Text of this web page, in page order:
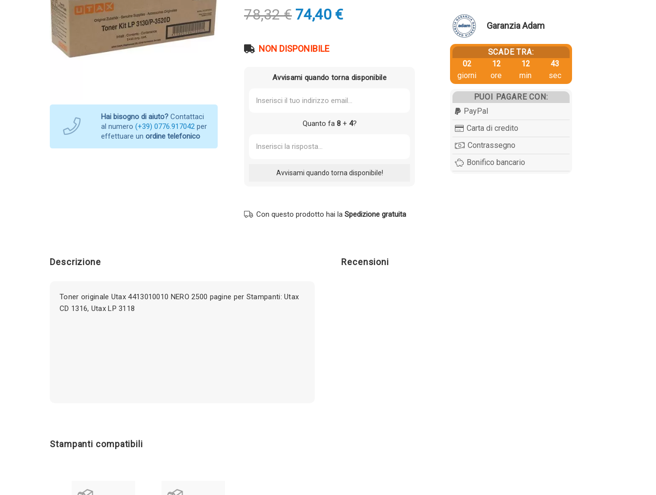
Hai bisogno di aiuto? Contattaci
al numero (+39) 0776.917042 per
effettuare un ordine telefonico
78,32€ Il
prezzo
era:
74,40 €Il
NON DISPONIBILE
Avvisami quando torna disponibile
Quanto fa 8+ 4?
Con questo prodotto hai la Spedizione gratuita
Garanzia Adam
SCADE TRA:
02
giorni
12
ore
12
min
43
sec
PUOI PAGARE CON:
PayPal
Carta di credito
Contrassegno
Bonifico bancario
Descrizione
Toner originale Utax 4413010010 NERO 2500 pagine per Stampanti: Utax
CD 1316, Utax LP 3118
Recensioni
Stampanti compatibili